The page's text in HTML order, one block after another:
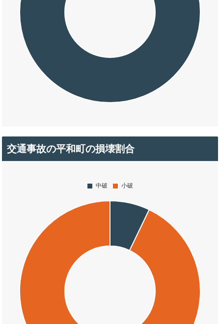
交通事故の平和町の損壊割合